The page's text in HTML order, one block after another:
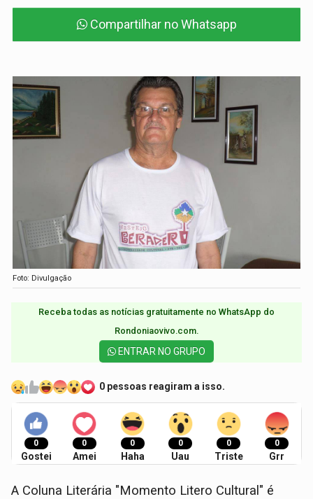
Compartilhar no Whatsapp
Foto: Divulgação
Receba todas as notícias gratuitamente no WhatsApp do
Rondoniaovivo.com.​
ENTRAR NO GRUPO
0 pessoas reagiram a isso.
0
Gostei
0
Amei
0
Haha
0
Uau
0
Triste
0
Grr
A Coluna Literária "Momento Litero Cultural" é